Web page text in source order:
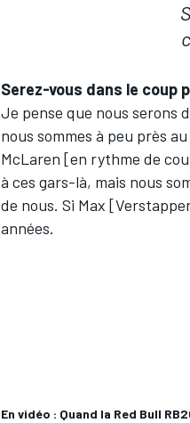
Serez-vous dans le coup
Je pense que nous serons
nous sommes à peu près
McLaren [en rythme de
à ces gars-là, mais nous
de nous. Si Max
années.
En vidéo : Quand la Red Bull